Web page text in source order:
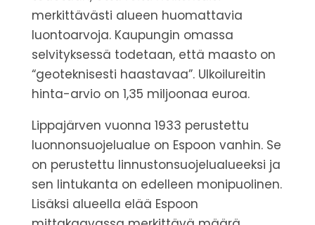
merkittävästi alueen huomattavia
luontoarvoja. Kaupungin omassa
selvityksessä todetaan, että maasto on
“geoteknisesti haastavaa”. Ulkoilureitin
hinta-arvio on 1,35 miljoonaa euroa.
Lippajärven vuonna 1933 perustettu
luonnonsuojelualue on Espoon vanhin. Se
on perustettu linnustonsuojelualueeksi ja
sen lintukanta on edelleen monipuolinen.
Lisäksi alueella elää Espoon